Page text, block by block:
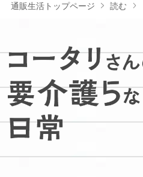
ー
通販生活トップページ 読む